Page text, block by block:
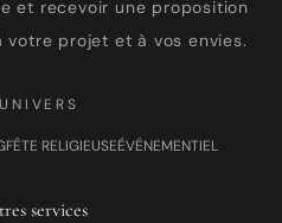
et recevoir une proposition
votre projet et à vos envies.
FÊTE RELIGIEUSEÉVÉNEMENTIEL
services